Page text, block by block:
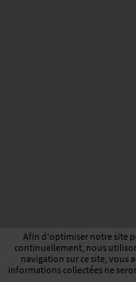
Afin d'optimiser notre site
continuellement, nous
navigation sur ce site, vous
informations collectées ne